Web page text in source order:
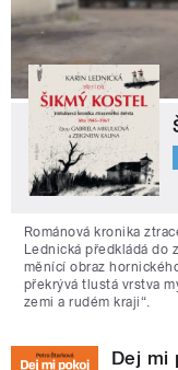
Románová kronika
Lednická předkládá do
měnící obraz
překrývá tlustá vrstva
zemi a rudém kraji“.
Dej mi